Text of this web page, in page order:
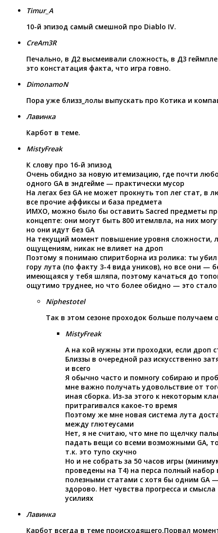
Timur_A
10-й эпизод самый смешной про Diablo IV.
CreAm3R
Печально, в Д2 высмеивали сложность, в Д3
это констатация факта, что игра говно.
DimonamoN
Пора уже близз_лолы выпускать про Котика и
Лавинка
Карбот в теме.
MistyFreak
К слову про 16-й эпизод
Очень обидно за новую итемизацию, где почти
одного GA в эндгейме — практически мусор
На легах без GA не может прокнуть топ лег стат, в
все прочие аффиксы и база предмета
ИМХО, можно было бы оставить Sacred предметы
концепте: они могут быть 800 итемлвла, на них
но они идут без GA
На текущий момент повышение уровня сложности,
ощущениям, никак не влияет на дроп
Поэтому я понимаю спиритборна из ролика: ты
гору лута (по факту 3-4 вида уников), но все они —
имеющаяся у тебя шляпа, поэтому качаться до
ощутимо труднее, но что более обидно — это
Niphestotel
Так в этом сезоне проходок больше получаем
MistyFreak
А на кой нужны эти проходки, если дроп
Близзы в очередной раз искусственно
и всего
Я обычно часто и помногу собираю и
мне важно получать удовольствие от
иная сборка. Из-за этого к некоторым
притрагивался какое-то время
Поэтому же мне новая система лута
между глютеусами
Нет, я не считаю, что мне по щелчку
падать вещи со всеми возможными GA,
т.к. это тупо скучно
Но и не собрать за 50 часов игры
проведены на T4) на перса полный
полезными статами с хотя бы одним GA
здорово. Нет чувства прогресса и
усилиях
Лавинка
Карбот всегда в теме происходящего.Порвал